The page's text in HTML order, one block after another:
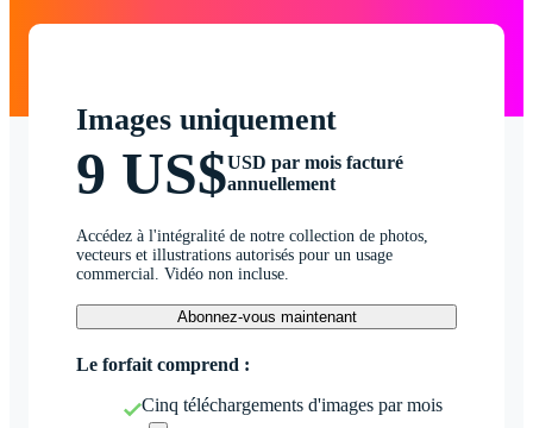
Images uniquement
9 US$USD par mois facturé
annuellement
Accédez à l'intégralité de notre collection de photos,
vecteurs et illustrations autorisés pour un usage
commercial. Vidéo non incluse.
Abonnez-vous maintenant
Le forfait comprend :
Cinq téléchargements d'images par mois